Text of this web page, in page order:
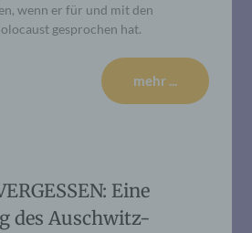
wenn er für und mit den
gesprochen hat.
mehr ...
Eine
des Auschwitz-